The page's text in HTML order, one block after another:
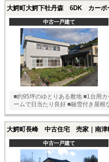
中古一戸建て
■約95坪のゆとりある敷地 ■1台用
ームで日当たり良好 ■融雪付き屋根
中古一戸建て